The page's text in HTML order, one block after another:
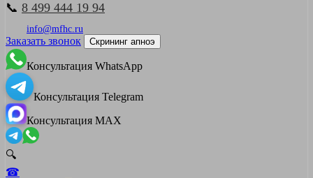
📞 8 499 444 19 94
info@mfhc.ru
Заказать звонок Скрининг апноэ
Консультация WhatsApp
Консультация Telegram
Консультация MAX
🔍
☎